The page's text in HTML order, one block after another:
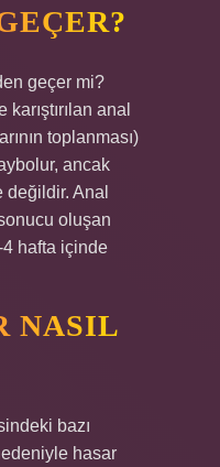
geçer mi?
anal
toplanması)
ancak
Anal
oluşan
hafta içinde
NASIL
bazı
hasar